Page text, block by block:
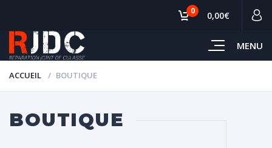
MENU
0 0,00€
ACCUEIL BOUTIQUE
BOUTIQUE